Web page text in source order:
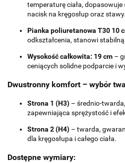
temperaturę ciała, dopasowuje
nacisk na kręgosłup oraz stawy.
Pianka poliuretanowa T30 10
odkształcenia, stanowi
Wysokość całkowita: 19 cm –
ceniących solidne podparcie i
Dwustronny komfort – wybór
Strona 1 (H3) – średnio-
zapewniająca sprężystość i
Strona 2 (H4) – twarda,
dla kręgosłupa i całego ciała.
Dostępne wymiary: